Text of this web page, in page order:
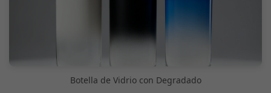
Botella de Vidrio con Degradado